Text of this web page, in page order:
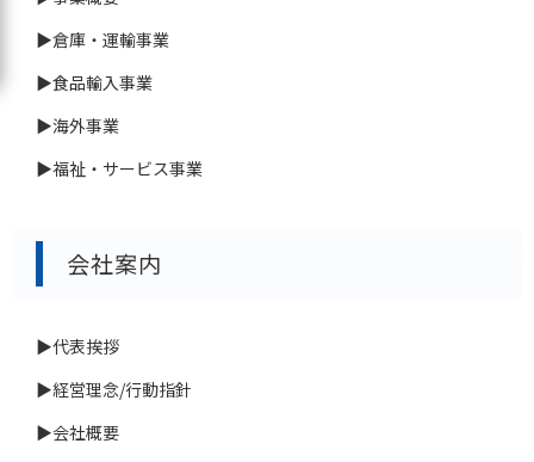
▶倉庫・運輸事業
▶食品輸入事業
▶海外事業
▶福祉・サービス事業
会社案内
▶代表挨拶
▶経営理念/行動指針
▶会社概要